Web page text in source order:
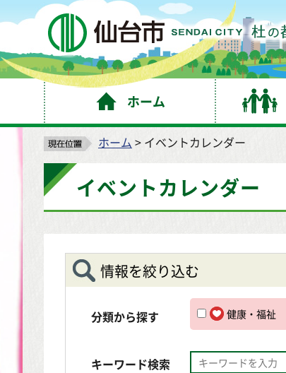
ホーム
ホーム > イベントカレンダー
イベントカレンダー
情報を絞り込む
分類から探す 健康・福祉
キーワード検索